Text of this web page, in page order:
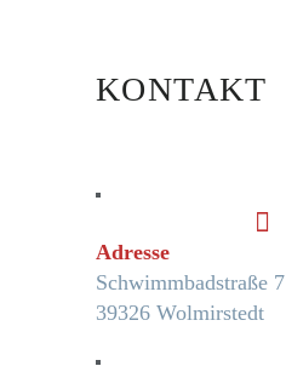
KONTAKT
Adresse
Schwimmbadstraße 7
39326 Wolmirstedt